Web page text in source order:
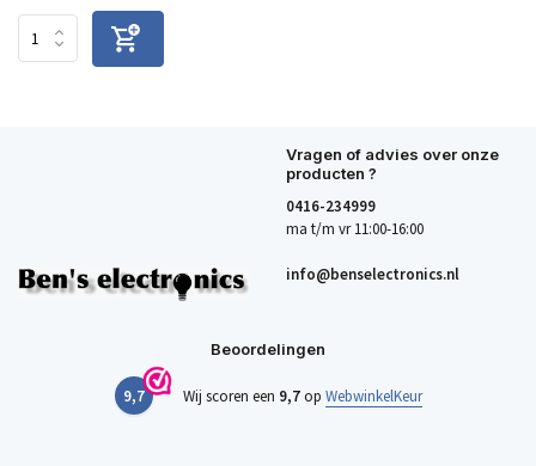
Vragen of advies over onze
producten ?
0416-234999
ma t/m vr 11:00-16:00
info@benselectronics.nl
Beoordelingen
9,7 Wij scoren een 9,7op WebwinkelKeur